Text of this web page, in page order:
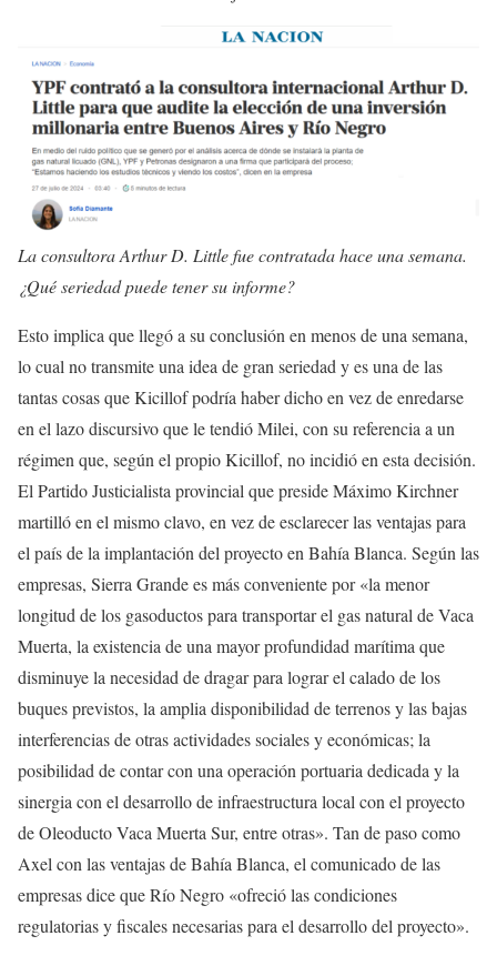
La consultora Arthur D. Little fue contratada hace una semana.
¿Qué seriedad puede tener su informe?
Esto implica que llegó a su conclusión en menos de una semana,
lo cual no transmite una idea de gran seriedad y es una de las
tantas cosas que Kicillof podría haber dicho en vez de enredarse
en el lazo discursivo que le tendió Milei, con su referencia a un
régimen que, según el propio Kicillof, no incidió en esta decisión.
El Partido Justicialista provincial que preside Máximo Kirchner
martilló en el mismo clavo, en vez de esclarecer las ventajas para
el país de la implantación del proyecto en Bahía Blanca. Según las
empresas, Sierra Grande es más conveniente por «la menor
longitud de los gasoductos para transportar el gas natural de Vaca
Muerta, la existencia de una mayor profundidad marítima que
disminuye la necesidad de dragar para lograr el calado de los
buques previstos, la amplia disponibilidad de terrenos y las bajas
interferencias de otras actividades sociales y económicas; la
posibilidad de contar con una operación portuaria dedicada y la
sinergia con el desarrollo de infraestructura local con el proyecto
de Oleoducto Vaca Muerta Sur, entre otras». Tan de paso como
Axel con las ventajas de Bahía Blanca, el comunicado de las
empresas dice que Río Negro «ofreció las condiciones
regulatorias y fiscales necesarias para el desarrollo del proyecto».